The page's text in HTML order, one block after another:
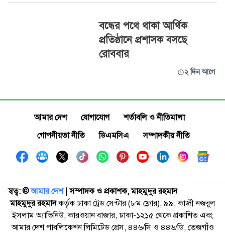
বন্ধের পথে থাকা আর্থিক
প্রতিষ্ঠানে প্রশাসক বসছে
রোববার
২ দিন আগে
আমার দেশ যোগাযোগ
শর্তাবলি ও নীতিমালা
গোপনীয়তা নীতি
ডিএমসিএ সম্পাদকীয় নীতি
স্বত্ব: ©️আমার দেশ| সম্পাদক ও প্রকাশক, মাহমুদুর রহমান
মাহমুদুর রহমানকর্তৃক ঢাকা ট্রেড সেন্টার (৮ম ফ্লোর), ৯৯, কাজী নজরুল
ইসলাম অ্যাভিনিউ, কারওয়ান বাজার, ঢাকা-১২১৫ থেকে প্রকাশিত এবং
আমার দেশ পাবলিকেশন লিমিটেড প্রেস, ৪৪৬/সি ও ৪৪৬/ডি, তেজগাঁও